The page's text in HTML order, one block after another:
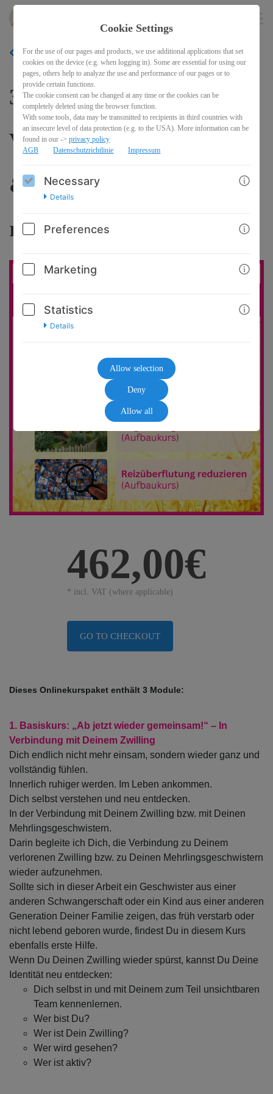
BACK
3-in-1 Essenz-Paket –
Verbindung, Abgrenzung
& Reizüberflutung
reduzieren
462,00€
* incl. VAT (where applicable)
GO TO CHECKOUT
Dieses Onlinekurspaket enthält 3 Module:
1. Basiskurs: „Ab jetzt wieder gemeinsam!“ – In
Verbindung mit Deinem Zwilling
Dich endlich nicht mehr einsam, sondern wieder ganz und
vollständig fühlen.
Innerlich ruhiger werden. Im Leben ankommen.
Dich selbst verstehen und neu entdecken.
In der Verbindung mit Deinem Zwilling bzw. mit Deinen
Mehrlingsgeschwistern.
Darin begleite ich Dich, die Verbindung zu Deinem
verlorenen Zwilling bzw. zu Deinen Mehrlingsgeschwistern
wieder aufzunehmen.
Sollte sich in dieser Arbeit ein Geschwister aus einer
anderen Schwangerschaft oder ein Kind aus einer anderen
Generation Deiner Familie zeigen, das früh verstarb oder
nicht lebend geboren wurde, findest Du in diesem Kurs
ebenfalls erste Hilfe.
Wenn Du Deinen Zwilling wieder spürst, kannst Du Deine
Identität neu entdecken:
Dich selbst in und mit Deinem zum Teil unsichtbaren
Team kennenlernen.
Wer bist Du?
Wer ist Dein Zwilling?
Wer wird gesehen?
Wer ist aktiv?
Cookie Settings
For the use of our pages and products, we use additional applications that set
cookies on the device (e.g. when logging in). Some are essential for using our
pages, others help to analyze the use and performance of our pages or to
provide certain functions.
The cookie consent can be changed at any time or the cookies can be
completely deleted using the browser function.
With some tools, data may be transmitted to recipients in third countries with
an insecure level of data protection (e.g. to the USA). More information can be
found in our ->privacy policy
AGB
Datenschutzrichtlinie Impressum
Necessary
Details
Preferences
Marketing
Statistics
Details
Allow selection
Deny
Allow all